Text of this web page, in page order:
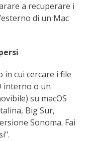
a recuperare i
di un Mac
in cui cercare i file
interno o un
su macOS
Big Sur,
Sonoma. Fai